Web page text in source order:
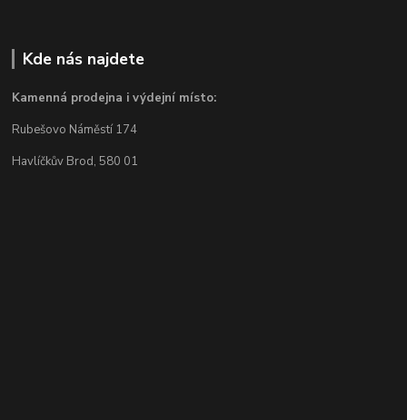
Kde nás najdete
Kamenná prodejna i výdejní místo:
Rubešovo Náměstí 174
Havlíčkův Brod, 580 01